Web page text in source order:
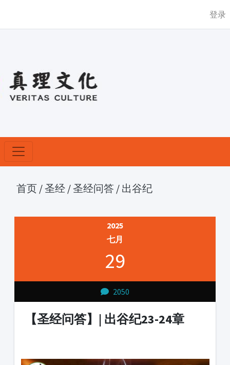
登录
首页 /圣经 /圣经问答 / 出谷纪
2025
七月
29
2050
【圣经问答】| 出谷纪23-24章